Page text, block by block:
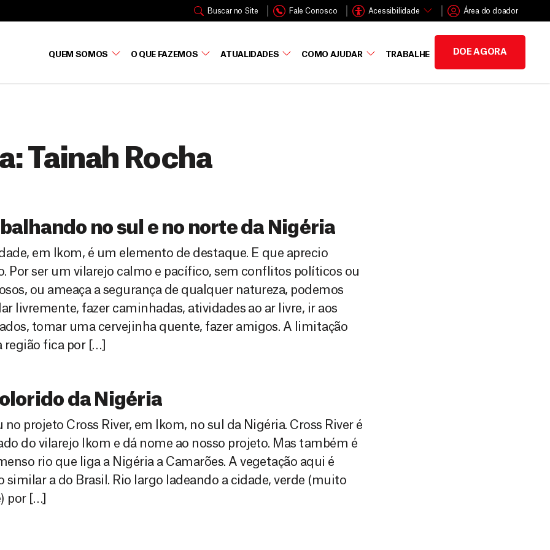
Buscar no Site Fale Conosco Acessibilidade Área do doador
QUEM SOMOS O QUE FAZEMOS ATUALIDADES COMO AJUDAR TRABALHE DOE AGORA
Tainah Rocha
no sul e no norte da Nigéria
em Ikom, é um elemento de destaque. E que aprecio
Por ser um vilarejo calmo e pacífico, sem conflitos políticos ou
ou ameaça a segurança de qualquer natureza, podemos
livremente, fazer caminhadas, atividades ao ar livre, ir aos
tomar uma cervejinha quente, fazer amigos. A limitação
região fica por […]
da Nigéria
no projeto Cross River, em Ikom, no sul da Nigéria. Cross River é
do vilarejo Ikom e dá nome ao nosso projeto. Mas também é
rio que liga a Nigéria a Camarões. A vegetação aqui é
similar a do Brasil. Rio largo ladeando a cidade, verde (muito
por […]